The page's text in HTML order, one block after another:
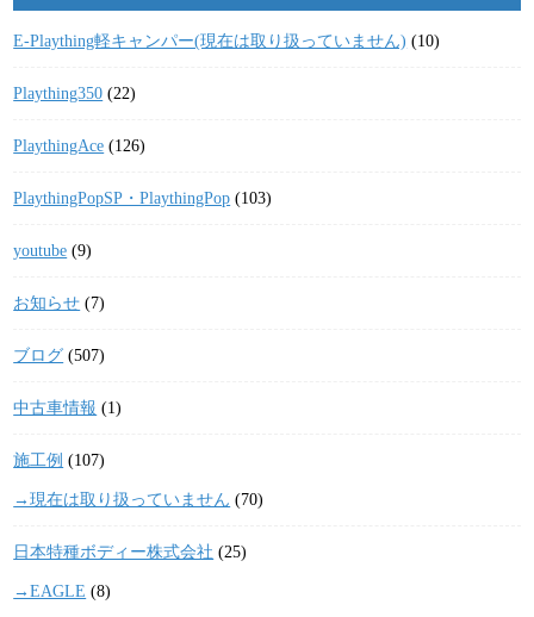
E-Plaything軽キャンパー(現在は取り扱っていません) (10)
Plaything350 (22)
PlaythingAce (126)
PlaythingPopSP・PlaythingPop (103)
youtube (9)
お知らせ (7)
ブログ (507)
中古車情報 (1)
施工例 (107)
→現在は取り扱っていません (70)
日本特種ボディー株式会社 (25)
→EAGLE (8)